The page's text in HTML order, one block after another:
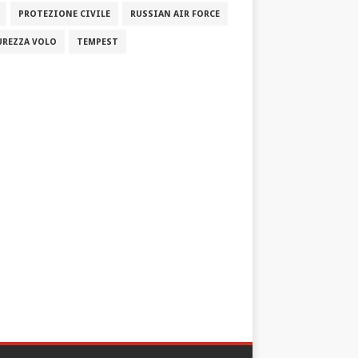
PROTEZIONE CIVILE RUSSIAN AIR FORCE
VOLO TEMPEST